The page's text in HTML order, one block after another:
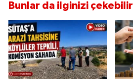
Bunlar da ilginizi çekebilir